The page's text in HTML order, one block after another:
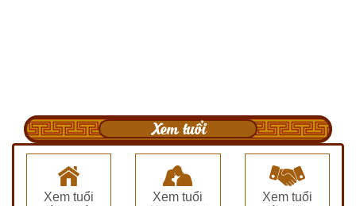
Xem tuổi
Xem tuổi
Xem tuổi
Xem tuổi